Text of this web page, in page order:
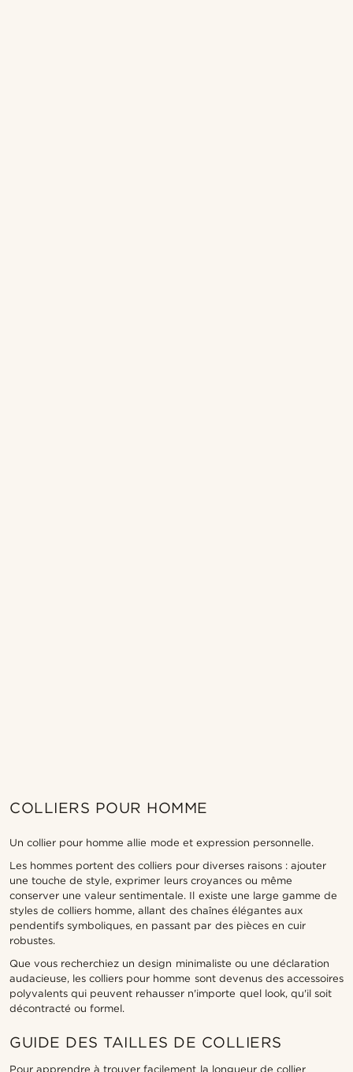
COLLIERS POUR HOMME
Un collier pour homme allie mode et expression personnelle.
Les hommes portent des colliers pour diverses raisons : ajouter
une touche de style, exprimer leurs croyances ou même
conserver une valeur sentimentale. Il existe une large gamme de
styles de colliers homme, allant des chaînes élégantes aux
pendentifs symboliques, en passant par des pièces en cuir
robustes.
Que vous recherchiez un design minimaliste ou une déclaration
audacieuse, les colliers pour homme sont devenus des accessoires
polyvalents qui peuvent rehausser n'importe quel look, qu'il soit
décontracté ou formel.
GUIDE DES TAILLES DE COLLIERS
Pour apprendre à trouver facilement la longueur de collier